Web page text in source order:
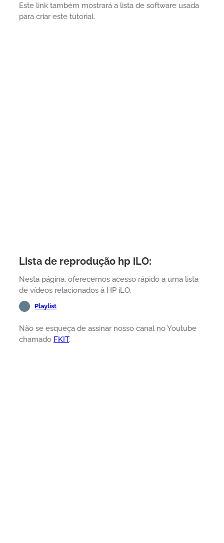
Este link também mostrará a lista de software usada
para criar este tutorial.
Lista de reprodução hp iLO:
Nesta página, oferecemos acesso rápido a uma lista
de vídeos relacionados à HP iLO.
Playlist
Não se esqueça de assinar nosso canal no Youtube
chamado FKIT.